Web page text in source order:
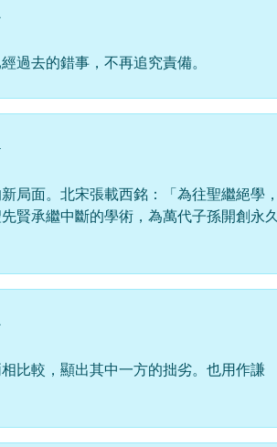
過去的錯事，不再追究責備。
ˊ
局面。北宋張載西銘：「為往聖繼絕學，
賢承繼中斷的學術，為萬代子孫開創永久
比較，顯出其中一方的拙劣。也用作謙